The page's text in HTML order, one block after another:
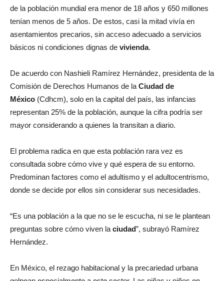
de la población mundial era menor de 18 años y 650 millones
tenían menos de 5 años. De estos, casi la mitad vivía en
asentamientos precarios, sin acceso adecuado a servicios
básicos ni condiciones dignas de vivienda.
De acuerdo con Nashieli Ramírez Hernández, presidenta de la
Comisión de Derechos Humanos de la Ciudad de
México (Cdhcm), solo en la capital del país, las infancias
representan 25% de la población, aunque la cifra podría ser
mayor considerando a quienes la transitan a diario.
El problema radica en que esta población rara vez es
consultada sobre cómo vive y qué espera de su entorno.
Predominan factores como el adultismo y el adultocentrismo,
donde se decide por ellos sin considerar sus necesidades.
“Es una población a la que no se le escucha, ni se le plantean
preguntas sobre cómo viven la ciudad”, subrayó Ramírez
Hernández.
En México, el rezago habitacional y la precariedad urbana